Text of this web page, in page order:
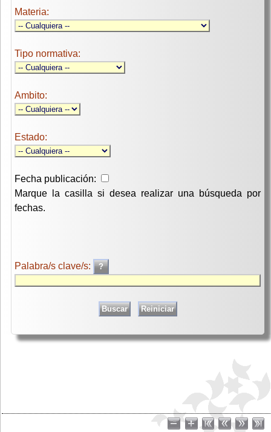
Materia:
Tipo normativa:
Ambito:
Estado:
Fecha publicación:
Marque la casilla si desea realizar una búsqueda por
fechas.
Palabra/s clave/s: